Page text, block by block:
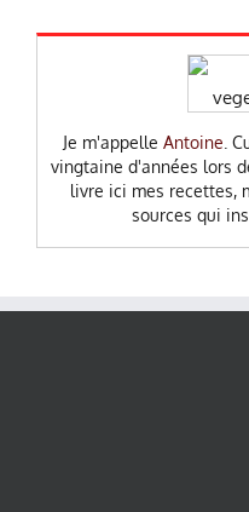
Je m'appelle Antoine .
vingtaine d'années lors
livre ici mes recettes,
sources qui